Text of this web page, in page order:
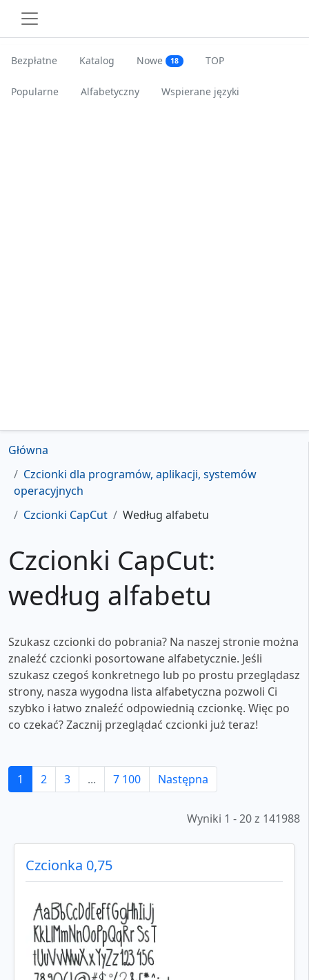
Bezpłatne Katalog Nowe 18 TOP
Popularne Alfabetyczny Wspierane języki
Główna
Czcionki dla programów, aplikacji, systemów
operacyjnych
Czcionki CapCut
Według alfabetu
Czcionki CapCut:
według alfabetu
Szukasz czcionki do pobrania? Na naszej stronie można
znaleźć czcionki posortowane alfabetycznie. Jeśli
szukasz czegoś konkretnego lub po prostu przeglądasz
strony, nasza wygodna lista alfabetyczna pozwoli Ci
szybko i łatwo znaleźć odpowiednią czcionkę. Więc po
co czekać? Zacznij przeglądać czcionki już teraz!
1 2 3 ... 7 100 Następna
Wyniki 1 - 20 z 141988
Czcionka 0,75